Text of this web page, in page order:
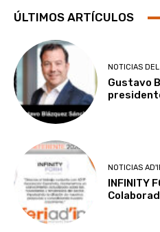
ÚLTIMOS ARTÍCULOS
NOTICIAS
Gustavo
NOTICIAS
INFINITY